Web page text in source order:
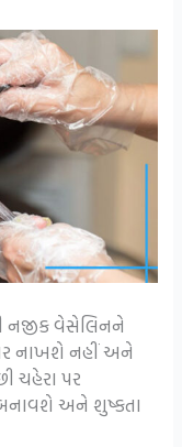
નજીક વેસેલિનને
નાખશે નહીં અને
ચહેરા પર
અને શુષ્કતા